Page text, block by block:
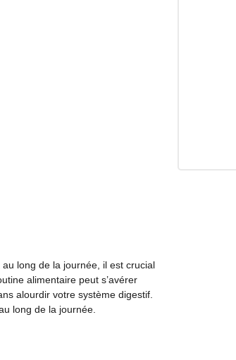
long de la journée, il est crucial
alimentaire peut s’avérer
alourdir votre système digestif.
long de la journée.